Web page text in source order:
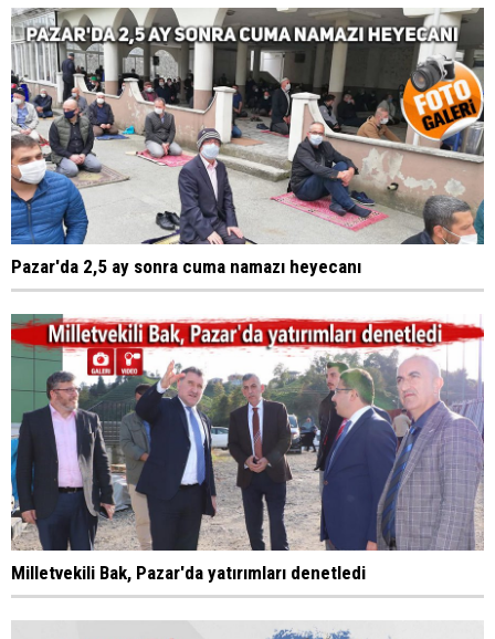
Pazar'da 2,5 ay sonra cuma namazı heyecanı
Milletvekili Bak, Pazar'da yatırımları denetledi